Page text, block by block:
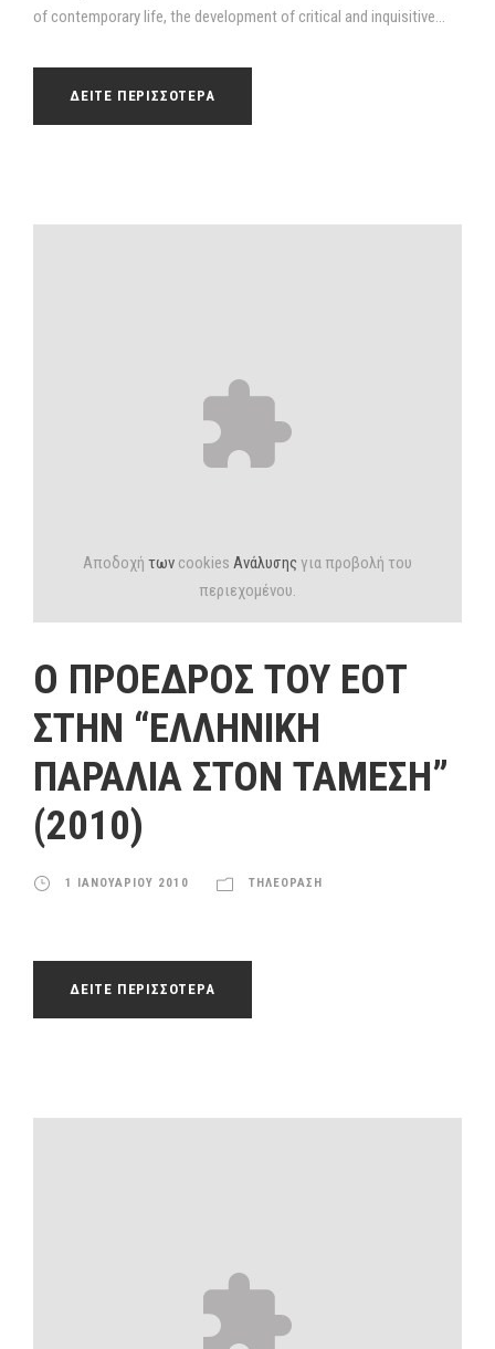
of contemporary life, the development of critical and inquisitive...
ΔΕΙΤΕ ΠΕΡΙΣΣΟΤΕΡΑ
Αποδοχή των cookies Ανάλυσης για προβολή του
περιεχομένου.
Ο ΠΡΟΕΔΡΟΣ ΤΟΥ ΕΟΤ
ΣΤΗΝ “ΕΛΛΗΝΙΚΗ
ΠΑΡΑΛΙΑ ΣΤΟΝ ΤΑΜΕΣΗ”
(2010)
1 ΙΑΝΟΥΑΡΙΟΥ 2010 ΤΗΛΕΟΡΑΣΗ
ΔΕΙΤΕ ΠΕΡΙΣΣΟΤΕΡΑ